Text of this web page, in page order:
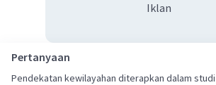
Iklan
Pertanyaan
Pendekatan kewilayahan diterapkan dalam